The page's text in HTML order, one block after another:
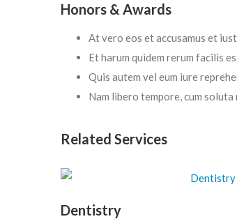
Honors & Awards
At vero eos et accusamus et
Et harum quidem rerum facilis
Quis autem vel eum iure
Nam libero tempore, cum
Related Services
Dentistry